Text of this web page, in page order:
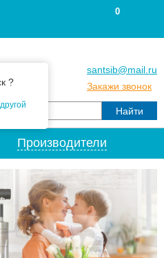
?
santsib@mail.ru
Закажи звонок
0
Производители